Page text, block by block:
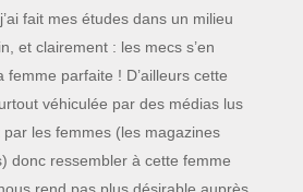
fait mes études dans un milieu
et clairement : les mecs s’en
femme parfaite ! D’ailleurs cette
véhiculée par des médias lus
par les femmes (les magazines
donc ressembler à cette femme
rend pas plus désirable auprès